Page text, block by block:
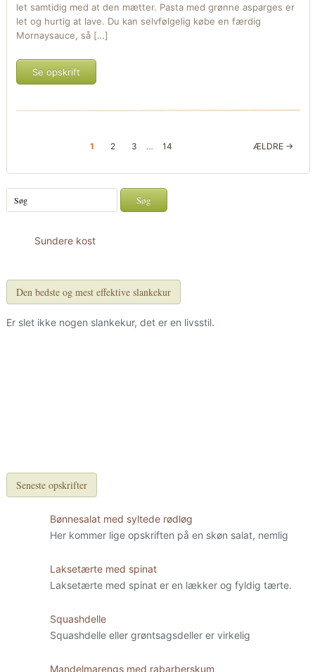
let samtidig med at den mætter. Pasta med grønne asparges er
let og hurtig at lave. Du kan selvfølgelig købe en færdig
Mornaysauce, så […]
Se opskrift
1 2 3 … 14 ÆLDRE →
Sundere kost
Den bedste og mest effektive slankekur
Er slet ikke nogen slankekur, det er en livsstil.
Seneste opskrifter
Bønnesalat med syltede rødløg
Her kommer lige opskriften på en skøn salat, nemlig
Laksetærte med spinat
Laksetærte med spinat er en lækker og fyldig tærte.
Squashdelle
Squashdelle eller grøntsagsdeller er virkelig
Mandelmarengs med rabarberskum